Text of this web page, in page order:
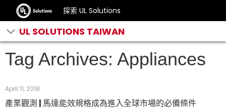
探索 UL Solutions
UL SOLUTIONS TAIWAN
Tag Archives: Appliances
April 11, 2018
產業觀測 | 馬達能效規格成為進入全球市場的必備條件